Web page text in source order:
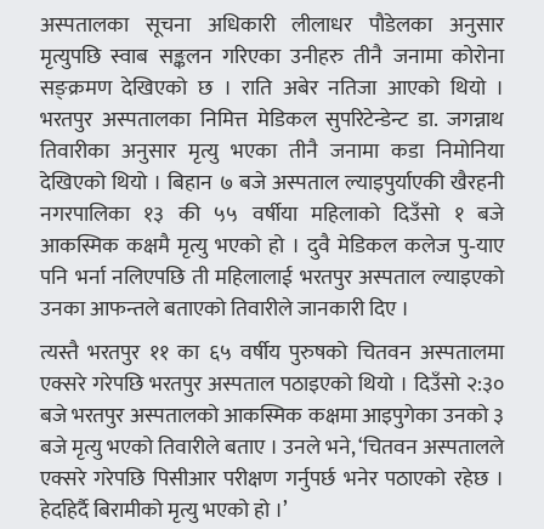
अस्पतालका सूचना अधिकारी लीलाधर पौडेलका अनुसार
मृत्युपछि स्वाब सङ्कलन गरिएका उनीहरु तीनै जनामा कोरोना
सङ्क्रमण देखिएको छ । राति अबेर नतिजा आएको थियो ।
भरतपुर अस्पतालका निमित्त मेडिकल सुपरिटेन्डेन्ट डा. जगन्नाथ
तिवारीका अनुसार मृत्यु भएका तीनै जनामा कडा निमोनिया
देखिएको थियो । बिहान ७ बजे अस्पताल ल्याइपुर्याएकी खैरहनी
नगरपालिका १३ की ५५ वर्षीया महिलाको दिउँसो १ बजे
आकस्मिक कक्षमै मृत्यु भएको हो । दुवै मेडिकल कलेज पु‑याए
पनि भर्ना नलिएपछि ती महिलालाई भरतपुर अस्पताल ल्याइएको
उनका आफन्तले बताएको तिवारीले जानकारी दिए ।
त्यस्तै भरतपुर ११ का ६५ वर्षीय पुरुषको चितवन अस्पतालमा
एक्सरे गरेपछि भरतपुर अस्पताल पठाइएको थियो । दिउँसो २:३०
बजे भरतपुर अस्पतालको आकस्मिक कक्षमा आइपुगेका उनको ३
बजे मृत्यु भएको तिवारीले बताए । उनले भने, ‘चितवन अस्पतालले
एक्सरे गरेपछि पिसीआर परीक्षण गर्नुपर्छ भनेर पठाएको रहेछ ।
हेर्दाहेर्दै बिरामीको मृत्यु भएको हो ।’